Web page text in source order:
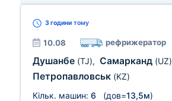
3 години тому
10.08 рефрижератор
Душанбе (TJ), Самарканд (UZ)
Петропавловськ (KZ)
Кільк. машин: 6 (дов=13,5м)